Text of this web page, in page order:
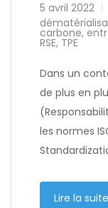
5 avril 2022
carbone,
RSE, TPE
Dans un
de plus en
les normes
Lire la suite